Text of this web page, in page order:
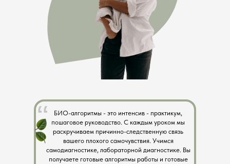
БИО-алгоритмы - это интенсив - практикум,
пошаговое руководство. С каждым уроком мы
раскручиваем причинно-следственную связь
вашего плохого самочувствия. Учимся
самодиагностике, лабораторной диагностике. Вы
получаете готовые алгоритмы работы и готовые